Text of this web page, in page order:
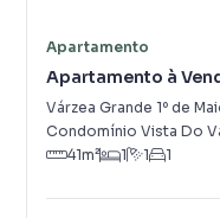
Apartamento
Apartamento à
Maio
Várzea Grande 1º de
Condomínio Vista Do
41m² 1 1 1